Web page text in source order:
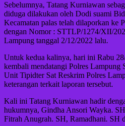
Sebelumnya, Tatang Kurniawan
diduga dilakukan oleh Dodi suami
Kecamatan palas telah dilaporkan ke
dengan Nomor : STTLP/1274/XII/
Lampung tanggal 2/12/2022 lalu.
Untuk kedua kalinya, hari ini Rabu
kembali mendatangi Polres Lampung
Unit Tipidter Sat Reskrim Polres
keterangan terkait laporan tersebut.
Kali ini Tatang Kurniawan hadir
hukumnya, Gindha Ansori Wayka.
Fitrah Anugrah. SH, Ramadhani. SH